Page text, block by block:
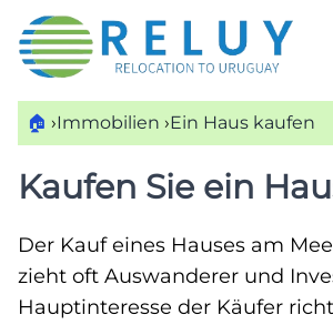
🏠 ›Immobilien ›Ein Haus kaufen
Kaufen Sie ein
Der Kauf eines Hauses am
zieht oft Auswanderer und
Hauptinteresse der Käufer